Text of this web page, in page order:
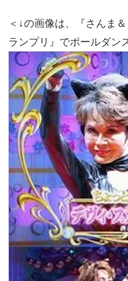
＜↓の画像は、『さんま
ランプリ』でポールダン